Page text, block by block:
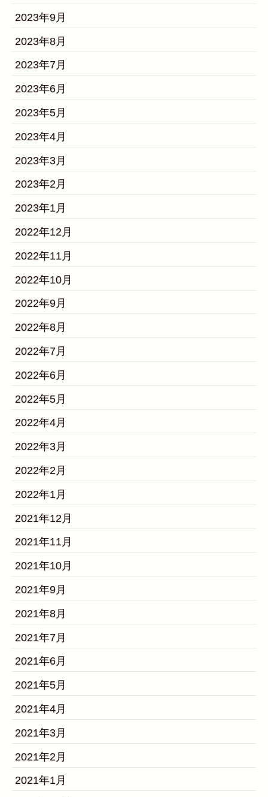
2023年9月
2023年8月
2023年7月
2023年6月
2023年5月
2023年4月
2023年3月
2023年2月
2023年1月
2022年12月
2022年11月
2022年10月
2022年9月
2022年8月
2022年7月
2022年6月
2022年5月
2022年4月
2022年3月
2022年2月
2022年1月
2021年12月
2021年11月
2021年10月
2021年9月
2021年8月
2021年7月
2021年6月
2021年5月
2021年4月
2021年3月
2021年2月
2021年1月